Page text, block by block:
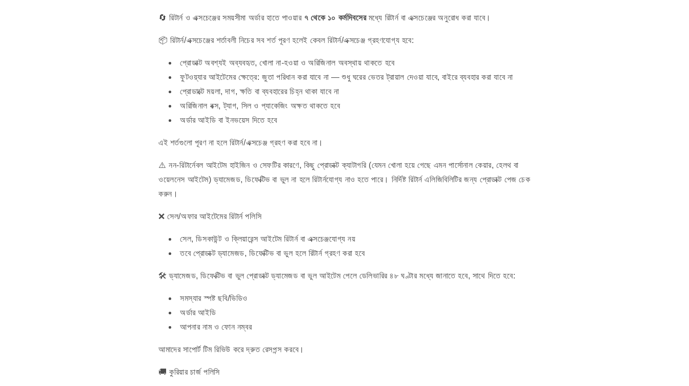
🔄 রিটার্ন ও এক্সচেঞ্জের সময়সীমা অর্ডার হাতে পাওয়ার ৭ থেকে ১০ কর্মদিবসেরমধ্যে রিটার্ন বা এক্সচেঞ্জের অনুরোধ করা যাবে।
📦 রিটার্ন/এক্সচেঞ্জের শর্তাবলী নিচের সব শর্ত পূরণ হলেই কেবল রিটার্ন/এক্সচেঞ্জ গ্রহণযোগ্য হবে:
প্রোডাক্ট অবশ্যই অব্যবহৃত, খোলা না-হওয়া ও অরিজিনাল অবস্থায় থাকতে হবে
ফুটওয়্যার আইটেমের ক্ষেত্রে: জুতা পরিধান করা যাবে না — শুধু ঘরের ভেতর ট্রায়াল দেওয়া যাবে, বাইরে ব্যবহার করা যাবে না
প্রোডাক্টে ময়লা, দাগ, ক্ষতি বা ব্যবহারের চিহ্ন থাকা যাবে না
অরিজিনাল বক্স, ট্যাগ, সিল ও প্যাকেজিং অক্ষত থাকতে হবে
অর্ডার আইডি বা ইনভয়েস দিতে হবে
এই শর্তগুলো পূরণ না হলে রিটার্ন/এক্সচেঞ্জ গ্রহণ করা হবে না।
⚠️ নন-রিটার্নেবল আইটেম হাইজিন ও সেফটির কারণে, কিছু প্রোডাক্ট ক্যাটাগরি (যেমন খোলা হয়ে গেছে এমন পার্সোনাল কেয়ার, হেলথ বা
ওয়েলনেস আইটেম) ড্যামেজড, ডিফেক্টিভ বা ভুল না হলে রিটার্নযোগ্য নাও হতে পারে। নির্দিষ্ট রিটার্ন এলিজিবিলিটির জন্য প্রোডাক্ট পেজ চেক
করুন।
❌ সেল/অফার আইটেমের রিটার্ন পলিসি
সেল, ডিসকাউন্ট ও ক্লিয়ারেন্স আইটেম রিটার্ন বা এক্সচেঞ্জযোগ্য নয়
তবে প্রোডাক্ট ড্যামেজড, ডিফেক্টিভ বা ভুল হলে রিটার্ন গ্রহণ করা হবে
🛠 ড্যামেজড, ডিফেক্টিভ বা ভুল প্রোডাক্ট ড্যামেজড বা ভুল আইটেম পেলে ডেলিভারির ৪৮ ঘণ্টার মধ্যে জানাতে হবে, সাথে দিতে হবে:
সমস্যার স্পষ্ট ছবি/ভিডিও
অর্ডার আইডি
আপনার নাম ও ফোন নম্বর
আমাদের সাপোর্ট টিম রিভিউ করে দ্রুত রেসপন্স করবে।
🚚 কুরিয়ার চার্জ পলিসি